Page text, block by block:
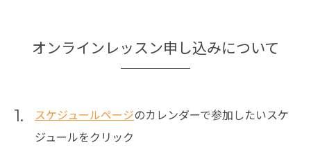
オンラインレッスン申し込みについて
1. スケジュールページのカレンダーで参加したいスケ
ジュールをクリック